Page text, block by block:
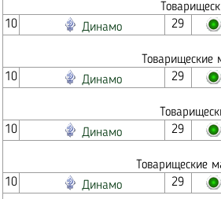
10
Динамо 29
10
Динамо 29
10
Динамо 29
Товарищеские
10
Динамо 29